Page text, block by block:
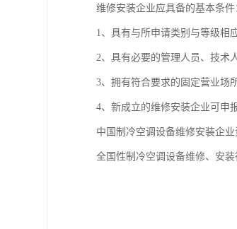
维修安装企业应具备的基本条件
1、具有与所申请类别与等级相
2、具有必要的管理人员、技术
3、拥有符合要求的固定营业场
4、新成立的维修安装企业可申
中国制冷空调设备维修安装企
全国性制冷空调设备维修、安装